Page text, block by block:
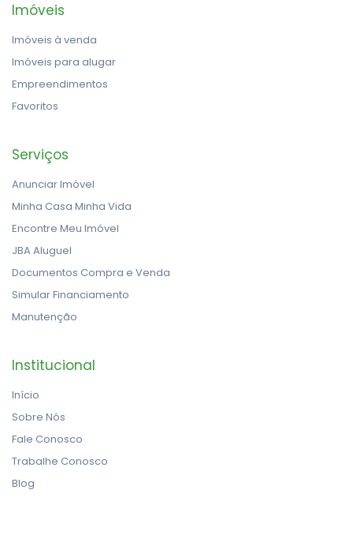
Imóveis
Imóveis à venda
Imóveis para alugar
Empreendimentos
Favoritos
Serviços
Anunciar Imóvel
Minha Casa Minha Vida
Encontre Meu Imóvel
JBA Aluguel
Documentos Compra e Venda
Simular Financiamento
Manutenção
Institucional
Início
Sobre Nós
Fale Conosco
Trabalhe Conosco
Blog